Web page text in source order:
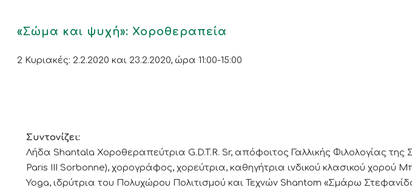
«Σώμα και ψυχή»: Χοροθεραπεία
2 Κυριακές: 2.2.2020 και 23.2.2020, ώρα 11:00-15:00
Συντονίζει:
Λήδα Shantala Χοροθεραπεύτρια G.D.T.R. Sr, απόφοιτος Γαλλικής Φιλολογίας
Paris III Sorbonne), χορογράφος, χορεύτρια, καθηγήτρια ινδικού κλασικού
Yoga, ιδρύτρια του Πολυχώρου Πολιτισμού και Τεχνών Shantom «Σμάρω